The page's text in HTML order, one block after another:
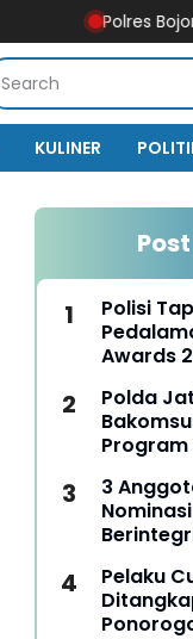
Polres Bojonegoro
KULINER
Polisi
Awards
Nduga
Polda
3
Pelaku